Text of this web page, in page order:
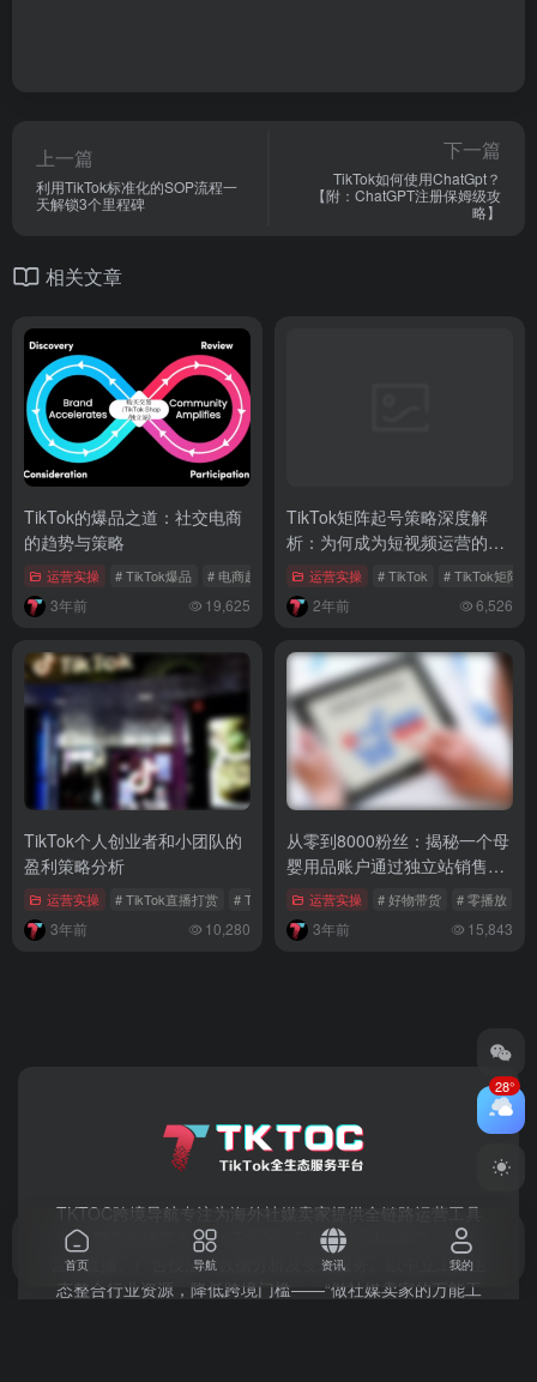
上一篇
利用TikTok标准化的SOP流程一
天解锁3个里程碑
下一篇
TikTok如何使用ChatGpt？
【附：ChatGPT注册保姆级攻
略】
相关文章
TikTok的爆品之道：社交电商
的趋势与策略
运营实操 # TikTok爆品 # 电商趋势 # 社群电商
3年前 19,625
TikTok矩阵起号策略深度解
析：为何成为短视频运营的首
选？运营实操 # TikTok # TikTok矩阵
2年前 6,526
TikTok个人创业者和小团队的
盈利策略分析
运营实操 # TikTok直播打赏 # TikTok运营服务 # 跨境电商
3年前 10,280
从零到8000粉丝：揭秘一个母
婴用品账户通过独立站销售的
运营之道
运营实操 # 好物带货 # 零播放
3年前 15,843
TKTOC跨境导航​专注为海外社媒卖家提供全链路运营工具
箱，覆盖主流平台（TikTok/YouTube/Facebook等）​的运
营、直播、广告投放、数据分析及变现服务。以中立工具生
态整合行业资源，降低跨境门槛——“做社媒卖家的万能工
28°
首页 导航 资讯 我的